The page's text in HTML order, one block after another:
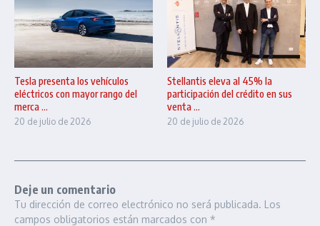
Tesla presenta los vehículos
eléctricos con mayor rango del
merca ...
20 de julio de 2026
Stellantis eleva al 45% la
participación del crédito en sus
venta ...
20 de julio de 2026
Deje un comentario
Tu dirección de correo electrónico no será publicada. Los
campos obligatorios están marcados con *